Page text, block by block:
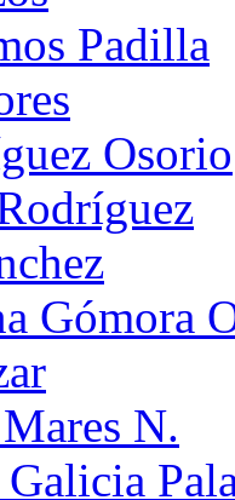
Padilla
Osorio
Gómora
N.